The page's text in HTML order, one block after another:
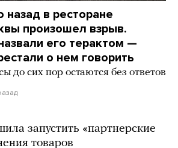
в ресторане
произошел взрыв.
его терактом —
о нем говорить
до сих пор остаются без ответов
запустить «партнерские
товаров